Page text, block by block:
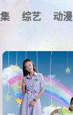
综艺 动漫